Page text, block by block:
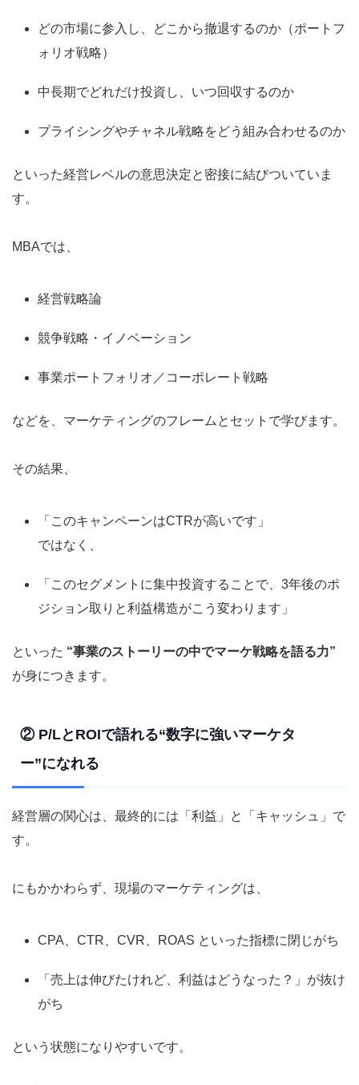
どの市場に参入し、どこから撤退するのか（ポートフ
ォリオ戦略）
中長期でどれだけ投資し、いつ回収するのか
プライシングやチャネル戦略をどう組み合わせるのか
といった経営レベルの意思決定と密接に結びついていま
す。
MBAでは、
経営戦略論
競争戦略・イノベーション
事業ポートフォリオ／コーポレート戦略
などを、マーケティングのフレームとセットで学びます。
その結果、
「このキャンペーンはCTRが高いです」
ではなく、
「このセグメントに集中投資することで、3年後のポ
ジション取りと利益構造がこう変わります」
といった “事業のストーリーの中でマーケ戦略を語る力”
が身につきます。
② P/LとROIで語れる“数字に強いマーケタ
ー”になれる
経営層の関心は、最終的には「利益」と「キャッシュ」で
す。
にもかかわらず、現場のマーケティングは、
CPA、CTR、CVR、ROAS といった指標に閉じがち
「売上は伸びたけれど、利益はどうなった？」が抜け
がち
という状態になりやすいです。